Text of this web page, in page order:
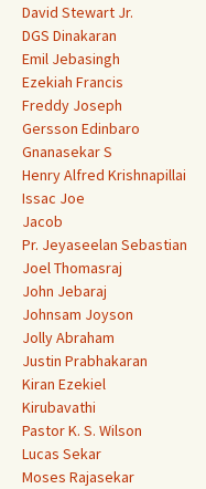
David Stewart Jr.
DGS Dinakaran
Emil Jebasingh
Ezekiah Francis
Freddy Joseph
Gersson Edinbaro
Gnanasekar S
Henry Alfred Krishnapillai
Issac Joe
Jacob
Pr. Jeyaseelan Sebastian
Joel Thomasraj
John Jebaraj
Johnsam Joyson
Jolly Abraham
Justin Prabhakaran
Kiran Ezekiel
Kirubavathi
Pastor K. S. Wilson
Lucas Sekar
Moses Rajasekar